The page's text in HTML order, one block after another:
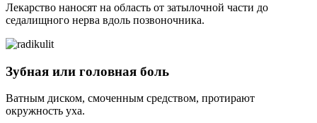
Лекарство наносят на область от затылочной части до
седалищного нерва вдоль позвоночника.
Зубная или головная боль
Ватным диском, смоченным средством, протирают
окружность уха.